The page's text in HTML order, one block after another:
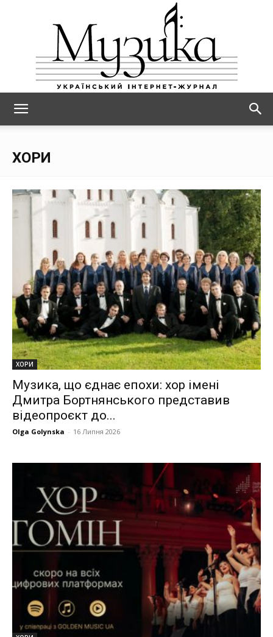
ХОРИ
ХОРИ
Музика, що єднає епохи: хор імені
Дмитра Бортнянського представив
відеопроєкт до...
Olga Golynska - 16 Липня 2026